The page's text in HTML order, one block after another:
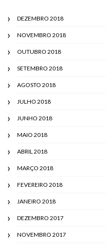
DEZEMBRO 2018
NOVEMBRO 2018
OUTUBRO 2018
SETEMBRO 2018
AGOSTO 2018
JULHO 2018
JUNHO 2018
MAIO 2018
ABRIL 2018
MARÇO 2018
FEVEREIRO 2018
JANEIRO 2018
DEZEMBRO 2017
NOVEMBRO 2017